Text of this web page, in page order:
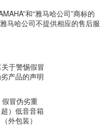
和“雅马哈公司”商标的
马哈公司不提供相应的售后服
假冒伪劣重
超）低音音箱
（外包装）